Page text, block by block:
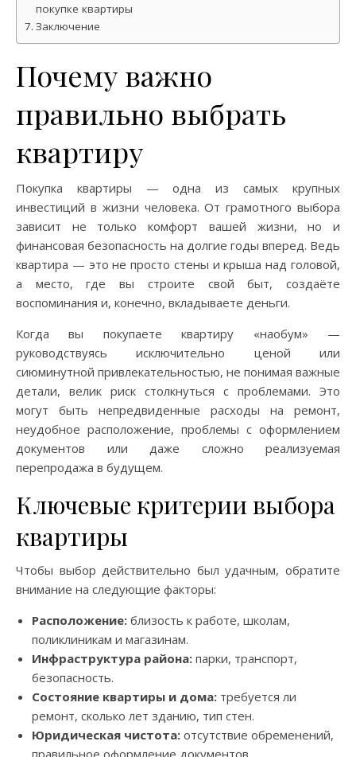
покупке квартиры
Заключение
Почему важно
правильно выбрать
квартиру
Покупка квартиры — одна из самых крупных
инвестиций в жизни человека. От грамотного выбора
зависит не только комфорт вашей жизни, но и
финансовая безопасность на долгие годы вперед. Ведь
квартира — это не просто стены и крыша над головой,
а место, где вы строите свой быт, создаёте
воспоминания и, конечно, вкладываете деньги.
Когда вы покупаете квартиру «наобум» —
руководствуясь исключительно ценой или
сиюминутной привлекательностью, не понимая важные
детали, велик риск столкнуться с проблемами. Это
могут быть непредвиденные расходы на ремонт,
неудобное расположение, проблемы с оформлением
документов или даже сложно реализуемая
перепродажа в будущем.
Ключевые критерии выбора
квартиры
Чтобы выбор действительно был удачным, обратите
внимание на следующие факторы:
Расположение: близость к работе, школам,
поликлиникам и магазинам.
Инфраструктура района: парки, транспорт,
безопасность.
Состояние квартиры и дома: требуется ли
ремонт, сколько лет зданию, тип стен.
Юридическая чистота: отсутствие обременений,
правильное оформление документов.